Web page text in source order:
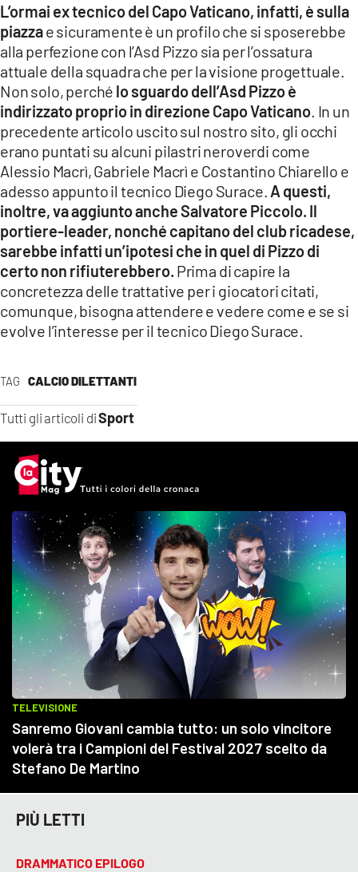
TAG CALCIO DILETTANTI
Tutti gli articoli diSport
L’ormai ex tecnico del Capo Vaticano, infatti, è sulla
piazzae sicuramente è un profilo che si sposerebbe
alla perfezione con l’Asd Pizzo sia per l’ossatura
attuale della squadra che per la visione progettuale.
Non solo, perché lo sguardo dell’Asd Pizzo è
indirizzato proprio in direzione Capo Vaticano . In un
precedente articolo uscito sul nostro sito, gli occhi
erano puntati su alcuni pilastri neroverdi come
Alessio Macrì, Gabriele Macrì e Costantino Chiarello e
adesso appunto il tecnico Diego Surace. A questi,
inoltre, va aggiunto anche Salvatore Piccolo. Il
portiere-leader, nonché capitano del club ricadese,
sarebbe infatti un’ipotesi che in quel di Pizzo di
certo non rifiuterebbero. Prima di capire la
concretezza delle trattative per i giocatori citati,
comunque, bisogna attendere e vedere come e se si
evolve l’interesse per il tecnico Diego Surace.
PIÙ LETTI
DRAMMATICO EPILOGO